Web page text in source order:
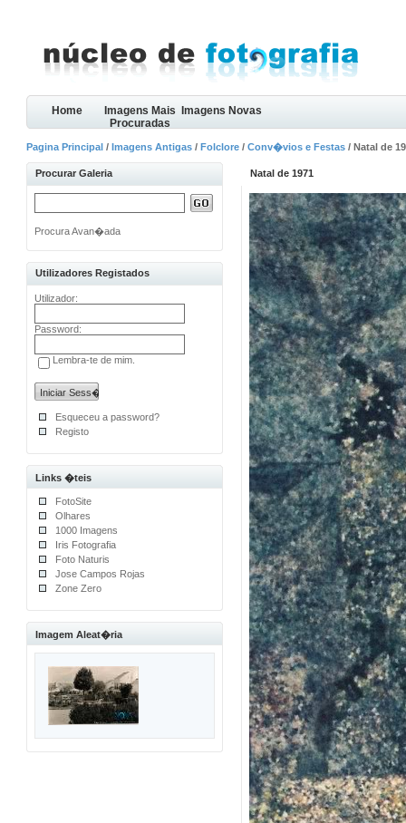
Home
Imagens Mais
Procuradas
Imagens Novas
Pagina Principal /Imagens Antigas /Folclore /Conv�vios e Festas / Natal de
Procurar Galeria
Procura Avan�ada
Utilizadores Registados
Utilizador:
Password:
Lembra-te de mim.
Esqueceu a password?
Registo
Links �teis
FotoSite
Olhares
1000 Imagens
Iris Fotografia
Foto Naturis
Jose Campos Rojas
Zone Zero
Imagem Aleat�ria
Natal de 1971